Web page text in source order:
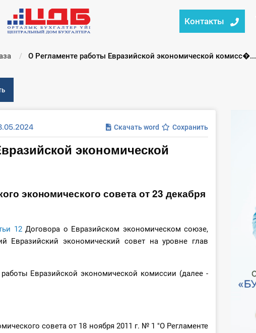
Контакты
Текущий:
О Регламенте работы Евразийской экономической комисс�...
Скачать word Сохранить
экономической
экономического совета от 23 декабря
12Договора о Евразийском экономическом союзе,
Евразийский экономический совет на уровне глав
Евразийской экономической комиссии (далее -
совета от 18 ноября 2011 г. № 1 "О Регламенте